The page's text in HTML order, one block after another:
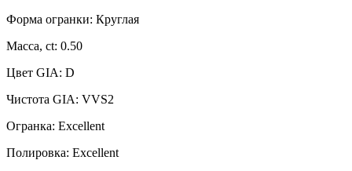
Форма огранки: Круглая
Масса, ct: 0.50
Цвет GIA: D
Чистота GIA: VVS2
Огранка: Excellent
Полировка: Excellent